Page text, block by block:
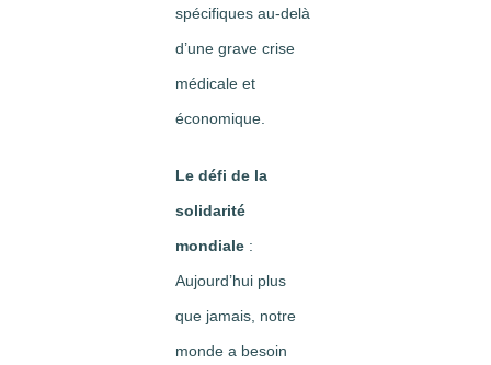
spécifiques au-delà
d’une grave crise
médicale et
économique.
Le défi de la
solidarité
mondiale :
Aujourd’hui plus
que jamais, notre
monde a besoin